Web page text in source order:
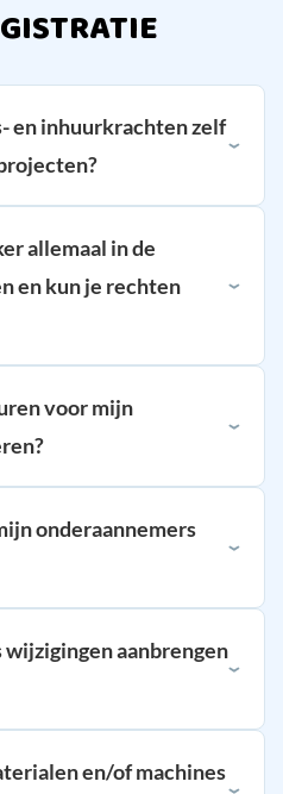
en inhuurkrachten zelf
allemaal in de
en kun je rechten
voor mijn
onderaannemers
aanbrengen
en/of machines